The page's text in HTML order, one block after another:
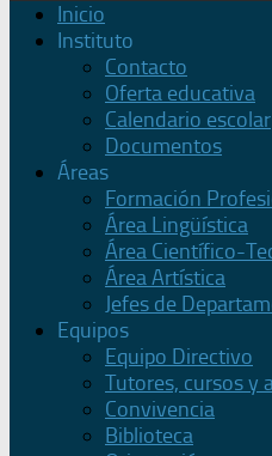
Inicio
Instituto
Contacto
Oferta educativa
Calendario escolar
Documentos
Áreas
Formación
Área Lingüística
Área Científico-
Área Artística
Jefes de
Equipos
Equipo Directivo
Tutores, cursos y
Convivencia
Biblioteca